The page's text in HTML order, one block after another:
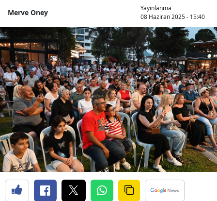
Merve Oney
Yayınlanma
08 Haziran 2025 - 15:40